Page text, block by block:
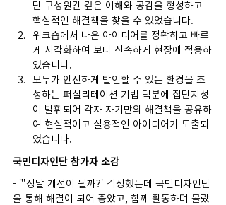
단 구성원간 깊은 이해와 공감을 형성하고
핵심적인 해결책을 찾을 수 있었습니다.
워크숍에서 나온 아이디어를 정확하고 빠르
게 시각화하여 보다 신속하게 현장에 적용하
였습니다.
모두가 안전하게 발언할 수 있는 환경을 조
성하는 퍼실리테이션 기법 덕분에 집단지성
이 발휘되어 각자 자기만의 해결책을 공유하
여 현실적이고 실용적인 아이디어가 도출되
었습니다.
국민디자인단 참가자 소감
- "'정말 개선이 될까?' 걱정했는데 국민디자인단
을 통해 해결이 되어 좋았고, 함께 활동하며 몰랐